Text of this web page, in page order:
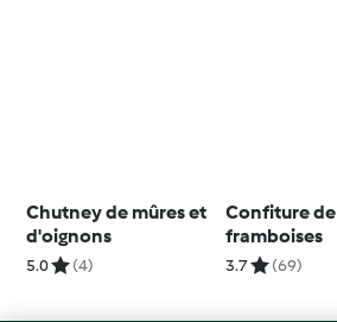
Chutney de mûres et
d'oignons
5.0 (4)
Confiture de
framboises
3.7 (69)